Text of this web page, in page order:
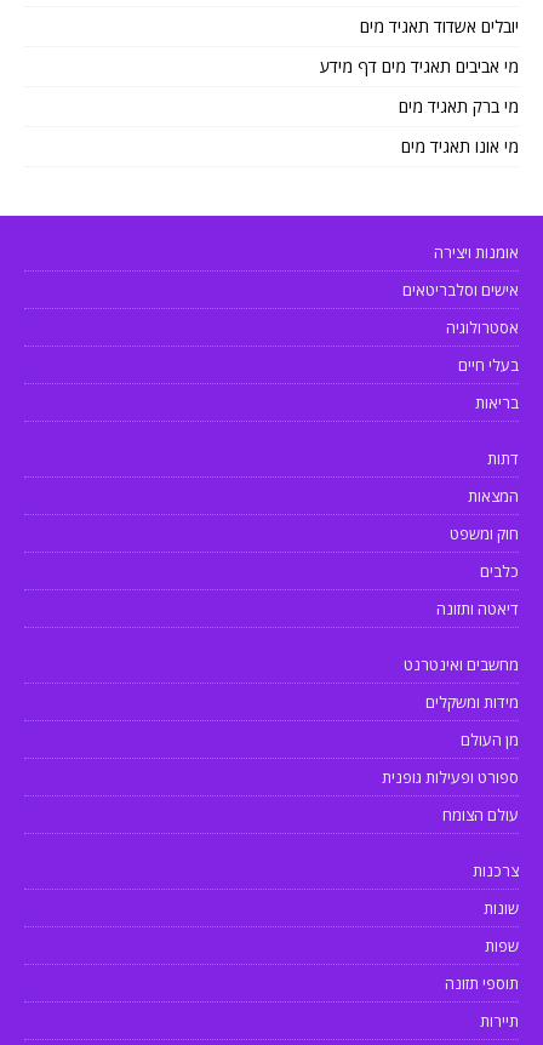
יובלים אשדוד תאגיד מים
מי אביבים תאגיד מים דף מידע
מי ברק תאגיד מים
מי אונו תאגיד מים
אומנות ויצירה
אישים וסלבריטאים
אסטרולוגיה
בעלי חיים
בריאות
דתות
המצאות
חוק ומשפט
כלבים
דיאטה ותזונה
מחשבים ואינטרנט
מידות ומשקלים
מן העולם
ספורט ופעילות גופנית
עולם הצומח
צרכנות
שונות
שפות
תוספי תזונה
תיירות